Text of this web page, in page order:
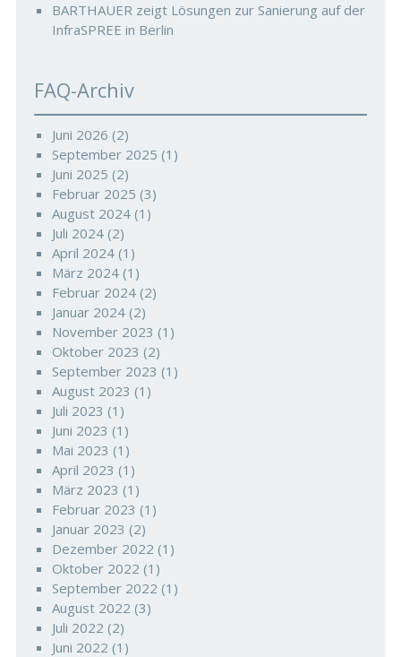
BARTHAUER zeigt Lösungen zur Sanierung auf der
InfraSPREE in Berlin
FAQ-Archiv
Juni 2026 (2)
September 2025 (1)
Juni 2025 (2)
Februar 2025 (3)
August 2024(1)
Juli 2024(2)
April 2024(1)
März 2024(1)
Februar 2024(2)
Januar 2024(2)
November 2023 (1)
Oktober 2023 (2)
September 2023 (1)
August 2023 (1)
Juli 2023 (1)
Juni 2023 (1)
Mai 2023 (1)
April 2023 (1)
März 2023 (1)
Februar 2023 (1)
Januar 2023 (2)
Dezember 2022 (1)
Oktober 2022 (1)
September 2022 (1)
August 2022 (3)
Juli 2022 (2)
Juni 2022 (1)